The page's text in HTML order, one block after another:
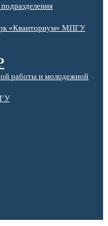
«Кванториум» МПГУ
работы и молодежной